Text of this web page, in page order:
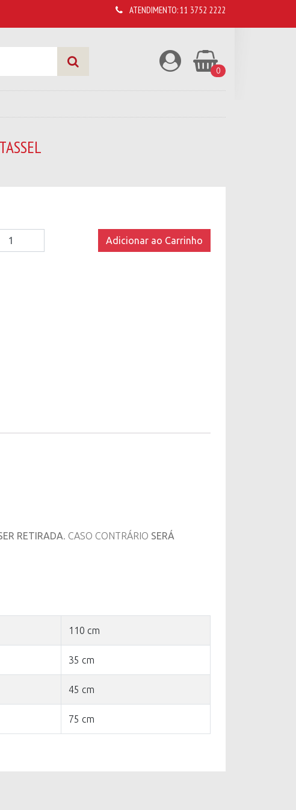
ATENDIMENTO:11 3752 2222
0
Adicionar ao Carrinho
RETIRADA. CASO CONTRÁRIO SERÁ
110 cm
35 cm
45 cm
75 cm